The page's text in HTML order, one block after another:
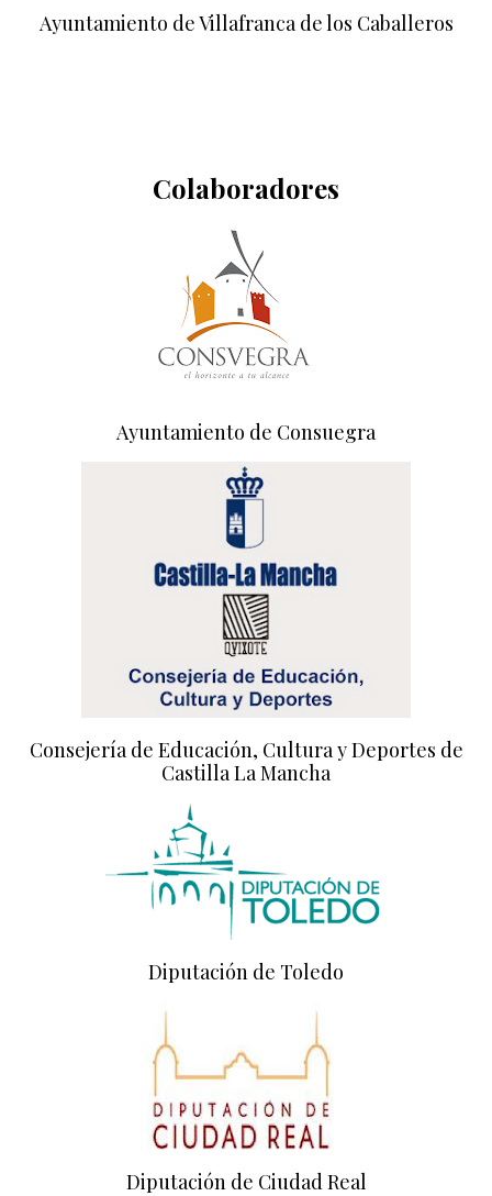
Ayuntamiento de Villafranca de los Caballeros
Colaboradores
Ayuntamiento de Consuegra
Consejería de Educación, Cultura y Deportes de
Castilla La Mancha
Diputación de Toledo
Diputación de Ciudad Real